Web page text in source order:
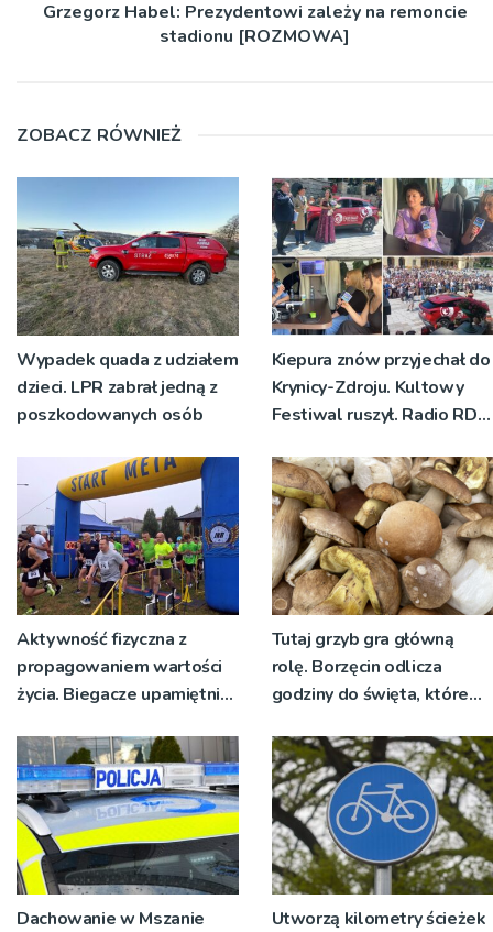
Grzegorz Habel: Prezydentowi zależy na remoncie
stadionu [ROZMOWA]
ZOBACZ RÓWNIEŻ
Wypadek quada z udziałem
dzieci. LPR zabrał jedną z
poszkodowanych osób
Kiepura znów przyjechał do
Krynicy-Zdroju. Kultowy
Festiwal ruszył. Radio RDN
żywo [ZDJĘCIA]
Aktywność fizyczna z
propagowaniem wartości
życia. Biegacze upamiętnili
Tutaj grzyb gra główną
rolę. Borzęcin odlicza
godziny do święta, które
pokoleń
Dachowanie w Mszanie
Utworzą kilometry ścieżek